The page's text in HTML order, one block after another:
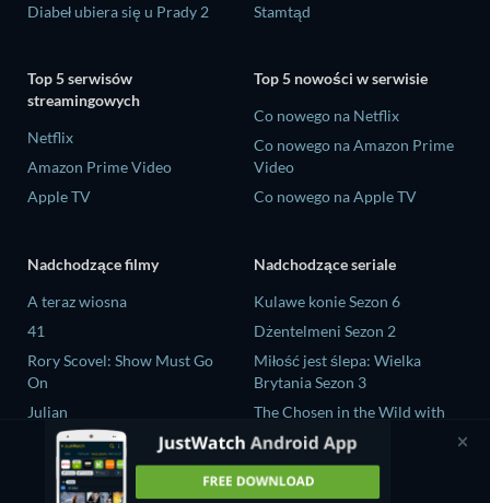
Diabeł ubiera się u Prady 2
Stamtąd
Top 5 serwisów
streamingowych
Netflix
Amazon Prime Video
Apple TV
Top 5 nowości w serwisie
Co nowego na Netflix
Co nowego na Amazon Prime
Video
Co nowego na Apple TV
Nadchodzące filmy
A teraz wiosna
41
Rory Scovel: Show Must Go
On
Julian
Nando Between Two Worlds -
A Sintonia Film
Nadchodzące seriale
Kulawe konie Sezon 6
Dżentelmeni Sezon 2
Miłość jest ślepa: Wielka
Brytania Sezon 3
The Chosen in the Wild with
Bear Grylls Sezon 1
Mourinho Sezon 1